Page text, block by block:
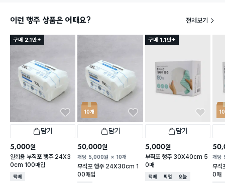
이런 행주 상품은 어때요? 전체보기
구매 2.1만+
담기
5,000원
일회용 부직포 행주 24X3
0cm 100매입
택배배송
10개
담기
50,000원
개당 5,000원 10개
부직포 행주 24X30cm 1
00매입
구매 1.1만+
담기
5,000원
부직포 행주 30X40cm 5
0매
택배배송매장픽업오늘배송
개당
부
0매